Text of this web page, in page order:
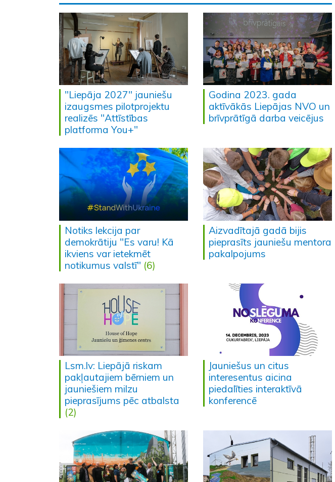
"Liepāja 2027" jauniešu
izaugsmes pilotprojektu
realizēs "Attīstības
platforma You+"
Godina 2023. gada
aktīvākās Liepājas NVO un
brīvprātīgā darba veicējus
Notiks lekcija par
demokrātiju "Es varu! Kā
ikviens var ietekmēt
notikumus valstī" (6)
Aizvadītajā gadā bijis
pieprasīts jauniešu mentora
pakalpojums
Lsm.lv: Liepājā riskam
pakļautajiem bērniem un
jauniešiem milzu
pieprasījums pēc atbalsta
(2)
Jauniešus un citus
interesentus aicina
piedalīties interaktīvā
konferencē